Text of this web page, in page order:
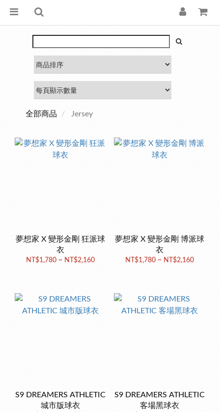
全部商品 Jersey
夢想家 X 變形金剛 狂派球
衣
NT$1,780 ~ NT$2,160
夢想家 X 變形金剛 博派球
衣
NT$1,780 ~ NT$2,160
S9 DREAMERS ATHLETIC
城市版球衣
S9 DREAMERS ATHLETIC
客場黑球衣